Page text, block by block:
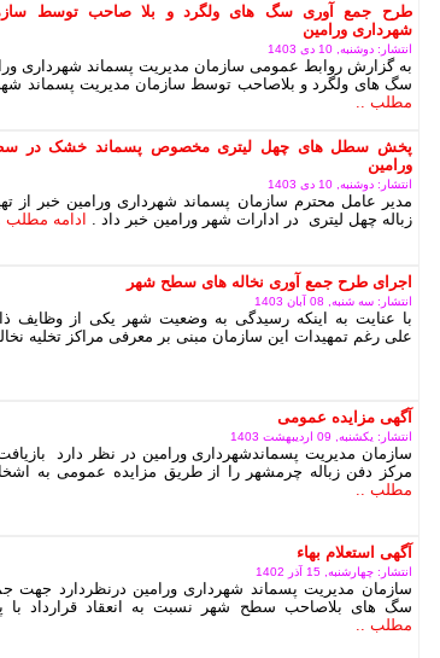
طرح جمع آوری سگ های ولگرد و بلا صاحب توسط
شهرداری ورامین
انتشار: دوشنبه, 10 دی 1403
به گزارش روابط عمومی سازمان مدیریت پسماند شهرداری
سگ های ولگرد و بلاصاحب توسط سازمان مدیریت پسماند
مطلب ..
پخش سطل های چهل لیتری مخصوص پسماند خشک در
ورامین
انتشار: دوشنبه, 10 دی 1403
مدیر عامل محترم سازمان پسماند شهرداری ورامین خبر از
زباله چهل لیتری در ادارات شهر ورامین خبر داد . ادامه مطلب ..
اجرای طرح جمع آوری نخاله های سطح شهر
انتشار: سه شنبه, 08 آبان 1403
با عنایت به اینکه رسیدگی به وضعیت شهر یکی از وظایف
علی رغم تمهیدات این سازمان مبنی بر معرفی مراکز تخلیه
آگهی مزایده عمومی
انتشار: یکشنبه, 09 ارديبهشت 1403
سازمان مدیریت پسماندشهرداری ورامین در نظر دارد
مرکز دفن زباله چرمشهر را از طریق مزایده عمومی به
مطلب ..
آگهی استعلام بهاء
انتشار: چهارشنبه, 15 آذر 1402
سازمان مدیریت پسماند شهرداری ورامین درنظردارد جهت
سگ های بلاصاحب سطح شهر نسبت به انعقاد قرارداد با
مطلب ..